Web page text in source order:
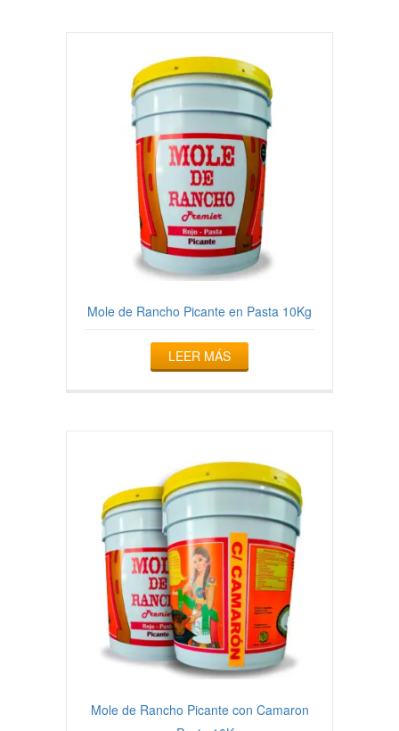
Mole de Rancho Picante en Pasta 10Kg
LEER MÁS
Mole de Rancho Picante con Camaron